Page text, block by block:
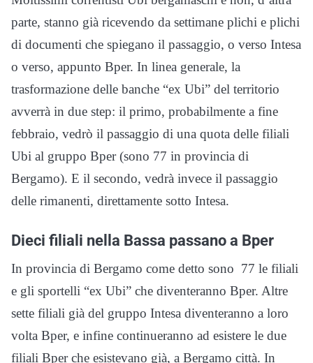
parte, stanno già ricevendo da settimane plichi e plichi
di documenti che spiegano il passaggio, o verso Intesa
o verso, appunto Bper. In linea generale, la
trasformazione delle banche “ex Ubi” del territorio
avverrà in due step: il primo, probabilmente a fine
febbraio, vedrò il passaggio di una quota delle filiali
Ubi al gruppo Bper (sono 77 in provincia di
Bergamo). E il secondo, vedrà invece il passaggio
delle rimanenti, direttamente sotto Intesa.
Dieci filiali nella Bassa passano a Bper
In provincia di Bergamo come detto sono 77 le filiali
e gli sportelli “ex Ubi” che diventeranno Bper. Altre
sette filiali già del gruppo Intesa diventeranno a loro
volta Bper, e infine continueranno ad esistere le due
filiali Bper che esistevano già, a Bergamo città. In